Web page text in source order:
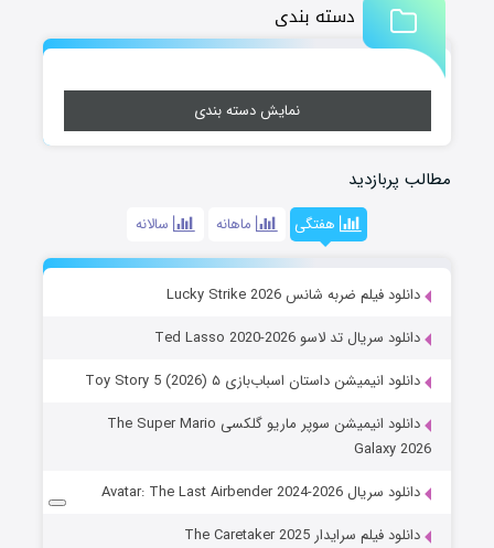
دسته بندی
نمایش دسته بندی
مطالب پربازدید
هفتگی ماهانه سالانه
دانلود فیلم ضربه شانس Lucky Strike 2026
دانلود سریال تد لاسو Ted Lasso 2020-2026
دانلود انیمیشن داستان اسباب‌بازی ۵ Toy Story 5 (2026)
دانلود انیمیشن سوپر ماریو گلکسی The Super Mario
Galaxy 2026
دانلود سریال Avatar: The Last Airbender 2024-2026
دانلود فیلم سرایدار The Caretaker 2025